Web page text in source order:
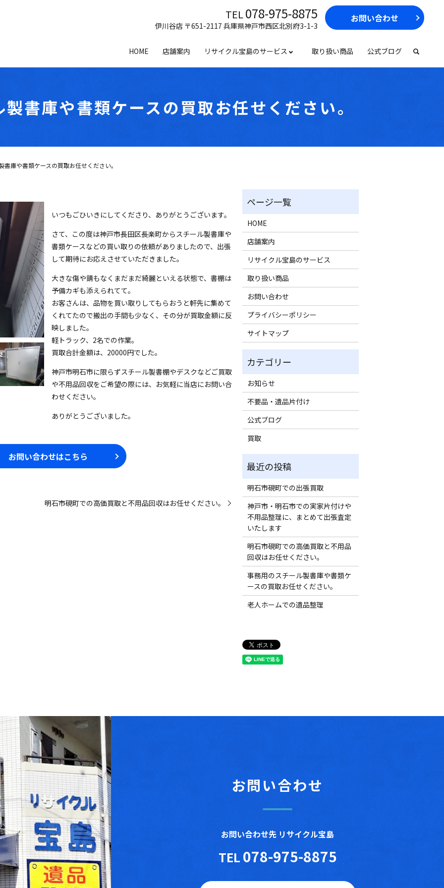
HOME 店舗案内 リサイクル宝島のサービス 取り扱い商品 公式ブログ
TEL078-975-8875
伊川谷店 〒651-2117 兵庫県神戸市西区北別府3-1-3
お問い合わせ
書庫や書類ケースの買取お任せください。
書庫や書類ケースの買取お任せください。
いつもごひいきにしてくださり、ありがとうございます。
さて、この度は神戸市長田区長楽町からスチール製書庫や
書類ケースなどの買い取りの依頼がありましたので、出張
して期待にお応えさせていただきました。
大きな傷や錆もなくまだまだ綺麗といえる状態で、書棚は
予備カギも添えられてて。
お客さんは、品物を買い取りしてもらおうと軒先に集めて
くれてたので搬出の手間も少なく、その分が買取金額に反
映しました。
軽トラック、2名での作業。
買取合計金額は、20000円でした。
神戸市明石市に限らずスチール製書棚やデスクなどご買取
や不用品回収をご希望の際には、お気軽に当店にお問い合
わせください。
ありがとうございました。
お問い合わせはこちら
明石市硯町での高価買取と不用品回収はお任せください。
HOME
店舗案内
リサイクル宝島のサービス
取り扱い商品
お問い合わせ
プライバシーポリシー
サイトマップ
お知らせ
不要品・遺品片付け
公式ブログ
買取
明石市硯町での出張買取
神戸市・明石市での実家片付けや
不用品整理に、まとめて出張査定
いたします
明石市硯町での高価買取と不用品
回収はお任せください。
事務用のスチール製書庫や書類ケ
ースの買取お任せください。
老人ホームでの遺品整理
お問い合わせ
お問い合わせ先 リサイクル宝島
TEL 078-975-8875